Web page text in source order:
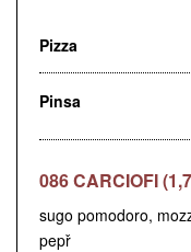
Pizza
Pinsa
086 CARCIOFI
sugo pomodoro,
pepř